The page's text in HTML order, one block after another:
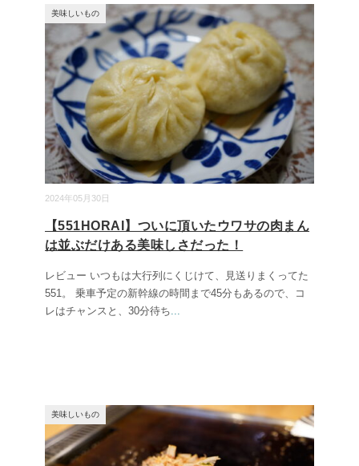
2024年05月30日
美味しいもの
【551HORAI】ついに頂いたウワサの肉まん
は並ぶだけある美味しさだった！
レビュー いつもは大行列にくじけて、見送りまくってた
551。 乗車予定の新幹線の時間まで45分もあるので、コ
レはチャンスと、30分待ち...
美味しいもの